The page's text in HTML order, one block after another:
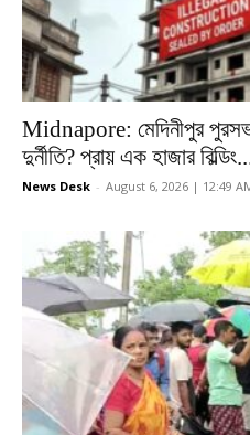
Midnapore: মেদিনীপুর
দুর্নীতি? প্রায় এক হাজার
News Desk - August 6, 2026 | 12:49